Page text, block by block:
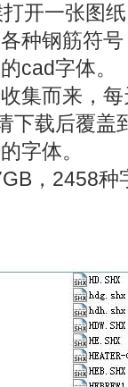
开一张图
种钢筋符
cad字体。
集而来，
下载后覆盖
字体。
，2458种